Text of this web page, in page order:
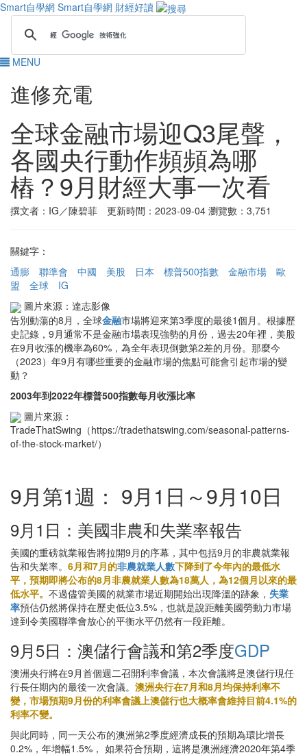
Smart自學網 Smart自學網 財經好讀
MENU
進修充電
全球金融市場迎Q3尾聲，
各國央行動作頻頻為哪
樁？9月財經大事一次看
撰文者：IG／陳碧菲 更新時間：2023-09-04 瀏覽數：3,751
關鍵字：
通膨
聯準會 中國 美股 日本 標普500指數 金融市場
歐
盟
全球
IG
圖片來源：達志影像
告別動蕩的8月，全球金融市場將迎來第3季度的最後1個月。根據歷
史記錄，9月通常不是金融市場表現強勢的月份，過去20年裡，美股
在9月收漲的機率為60%，為全年表現倒數第2差的月份。那麼今
（2023）年9月有哪些重要的金融市場的焦點可能會引起市場的變
動？
2003年到2022年標普500指數每月收漲比率
圖片來源：
TradeThatSwing（https://tradethatswing.com/seasonal-patterns-
of-the-stock-market/）
9月第1週： 9月1日～9月10日
9月1日：美國非農和失業率報告
美國的重磅就業報告將拉開9月的序幕，其中包括9月的非農就業報
告和失業率。 6月和7月的非農就業人數下降到了今年內的最低水
平，預期即將公布的8月非農就業人數為18萬人，為12個月以來的最
低水平。 不過儘管美國的就業市場近期開始出現降溫的跡象， 失業
率預估仍然將保持在歷史低位3.5%，也就是說距離美國勞動力市場
達到令美國聯準會放心的平衡水平仍然有一段距離。
9月5日：澳儲行會議和第2季度GDP
澳洲央行將在9月首個週二召開利率會議，本次會議將是澳儲行現任
行長任期內的最後一次會議。 澳洲央行在7月和8月均保持利率不
變，市場預期9月份的利率會議上澳儲行也大概率會維持目前4.1%的
利率不變。
與此同時，同一天公布的澳洲第2季度經濟成長的預期為環比增長
0.2%，年增幅1.5%， 如果符合預期，這將是澳洲經濟2020年第4季